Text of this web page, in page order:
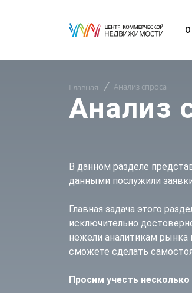
О
Главная Анализ спроса
Анализ
В данном разделе
данными послужили
Главная задача этого
исключительно
нежели аналитикам
сможете сделать
Просим учесть